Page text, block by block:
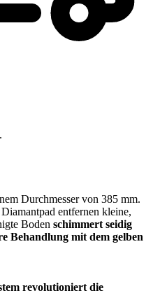
Durchmesser von 385 mm.
entfernen kleine,
Boden schimmert seidig
Behandlung mit dem gelben
revolutioniert die